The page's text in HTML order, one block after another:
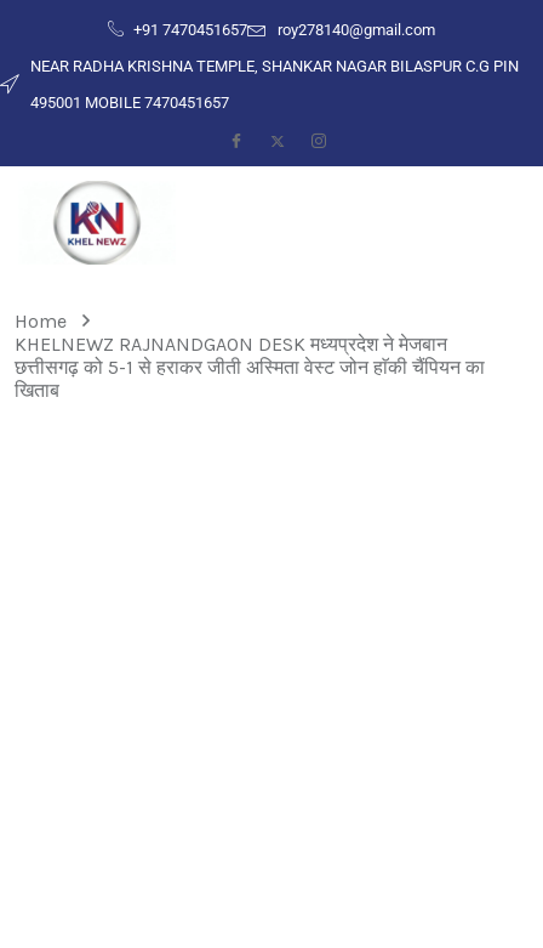
+91 7470451657
roy278140@gmail.com
NEAR RADHA KRISHNA TEMPLE, SHANKAR NAGAR BILASPUR C.G PIN
495001 MOBILE 7470451657
Home
KHELNEWZ RAJNANDGAON DESK मध्यप्रदेश ने मेजबान
छत्तीसगढ़ को 5-1 से हराकर जीती अस्मिता वेस्ट जोन हाॅकी चैंपियन का
खिताब